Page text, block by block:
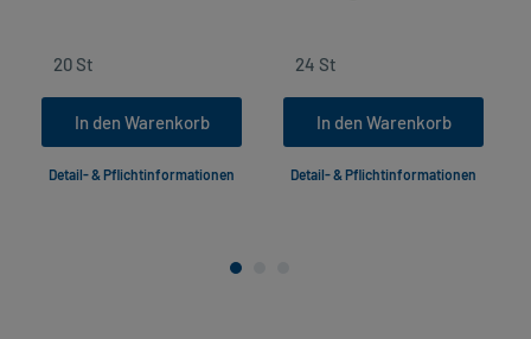
In den Warenkorb
Detail- & Pflichtinformationen
In den Warenkorb
Detail- & Pflichtinformationen